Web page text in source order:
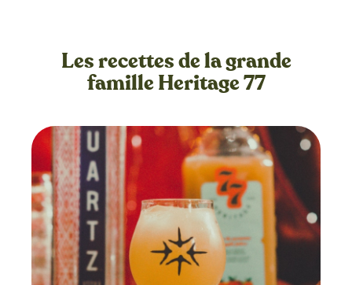
Les recettes de la grande
famille Heritage 77